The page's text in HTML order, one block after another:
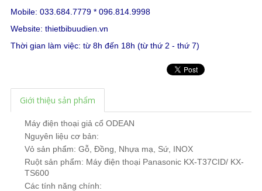
Mobile: 033.684.7779 * 096.814.9998
Website: thietbibuudien.vn
Thời gian làm việc: từ 8h đến 18h (từ thứ 2 - thứ 7)
Giới thiệu sản phẩm
Máy điện thoại giả cổ ODEAN
Nguyên liệu cơ bản:
Vỏ sản phẩm: Gỗ, Đồng, Nhựa mạ, Sứ, INOX
Ruột sản phẩm: Máy điện thoại Panasonic KX-T37CID/ KX-
TS600
Các tính năng chính: